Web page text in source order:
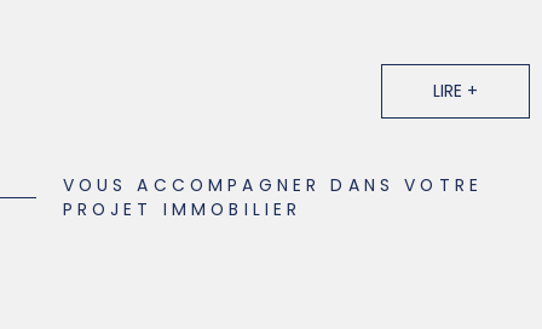
LIRE +
VOUS ACCOMPAGNER DANS VOTRE
PROJET IMMOBILIER